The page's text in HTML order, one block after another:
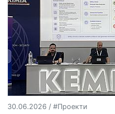
30.06.2026 / #Проекти